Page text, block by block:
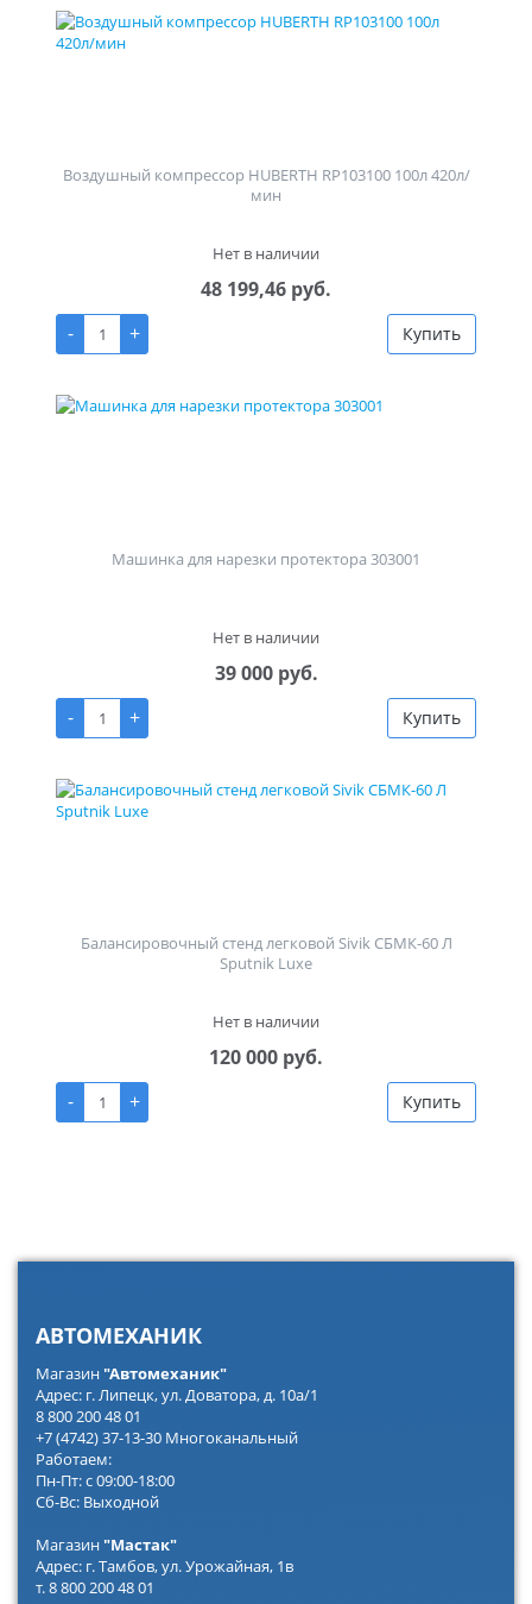
Воздушный компрессор HUBERTH RP103100 100л 420л/
мин
Нет в наличии
48 199,46 руб.
-
+ Купить
Машинка для нарезки протектора 303001
Нет в наличии
39 000 руб.
-
+ Купить
Балансировочный стенд легковой Sivik СБМК-60 Л
Sputnik Luxe
Нет в наличии
120 000 руб.
-
+ Купить
АВТОМЕХАНИК
Магазин"Автомеханик"
Адрес: г. Липецк, ул. Доватора, д. 10а/1
8 800 200 48 01
+7 (4742) 37-13-30 Многоканальный
Работаем:
Пн-Пт: с 09:00-18:00
Сб-Вс: Выходной
Магазин"Мастак"
Адрес: г. Тамбов, ул. Урожайная, 1в
т. 8 800 200 48 01